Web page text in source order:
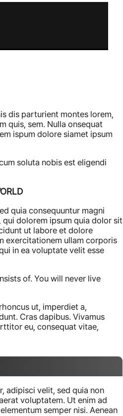
dis parturient montes lorem,
quis, sem. Nulla onsequat
ispum dolore siamet ipsum
soluta nobis est eligendi
quia consequuntur magni
dolorem ipsum quia dolor sit
ut labore et dolore
exercitationem ullam corporis
in ea voluptate velit esse
of. You will never live
ut, imperdiet a,
Cras dapibus. Vivamus
eu, consequat vitae,
adipisci velit, sed quia non
voluptatem. Ut enim ad
semper nisi. Aenean